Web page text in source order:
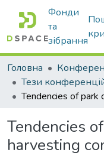
Фонди
та
зібрання
Головна
Тези
Tendencies
harvesting